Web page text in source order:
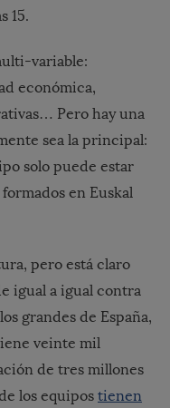
15.
variable:
económica,
Pero hay una
sea la principal:
solo puede estar
en Euskal
pero está claro
igual a igual contra
grandes de España,
veinte mil
de tres millones
los equipos tienen